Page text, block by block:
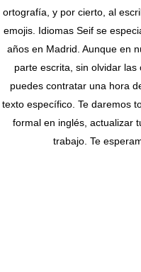
ortografía, y por cierto, al
emojis. Idiomas Seif se
años en Madrid. Aunque en
parte escrita, sin olvidar
puedes contratar una hora
texto específico. Te daremos
formal en inglés, actualizar
trabajo. Te